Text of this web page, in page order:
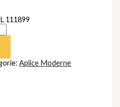
111899
Aplice Moderne